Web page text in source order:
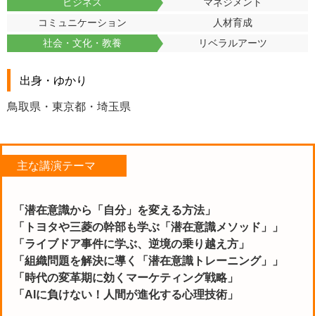
ビジネス
マネジメント
コミュニケーション
人材育成
社会・文化・教養
リベラルアーツ
出身・ゆかり
鳥取県・東京都・埼玉県
主な講演テーマ
「潜在意識から「自分」を変える方法」
「トヨタや三菱の幹部も学ぶ「潜在意識メソッド」」
「ライブドア事件に学ぶ、逆境の乗り越え方」
「組織問題を解決に導く「潜在意識トレーニング」」
「時代の変革期に効くマーケティング戦略」
「AIに負けない！人間が進化する心理技術」